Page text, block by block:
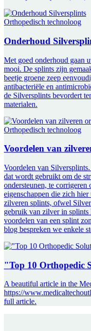
Orthopedisch technoloog
Onderhoud
Met goed onderhoud gaan
mooi. De splints zijn
beetje groene zeep
antibacteriële en
de Silversplints bevordert
materialen.
Orthopedisch technoloog
Voordelen van
Voordelen van
dat wordt gebruikt om de
ondersteunen, te
eigenschappen die zich
zilveren splints, ofwel
gebruik van zilver in splints
voordelen van een splint
blog bespreken we enkele
"Top 10 Orthopedic
A beautiful article in the
https://
full article.